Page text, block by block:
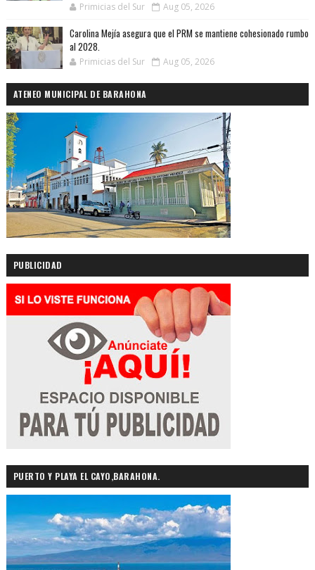
Primicias del Sur Aug 05, 2026
Carolina Mejía asegura que el PRM se mantiene cohesionado rumbo
al 2028.
Primicias del Sur Aug 05, 2026
ATENEO MUNICIPAL DE BARAHONA
PUBLICIDAD
PUERTO Y PLAYA EL CAYO,BARAHONA.